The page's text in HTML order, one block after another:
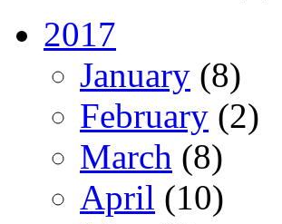
2017
January (8)
February (2)
March (8)
April (10)